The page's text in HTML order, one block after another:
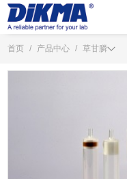
首页 / 产品中心 / 草甘膦